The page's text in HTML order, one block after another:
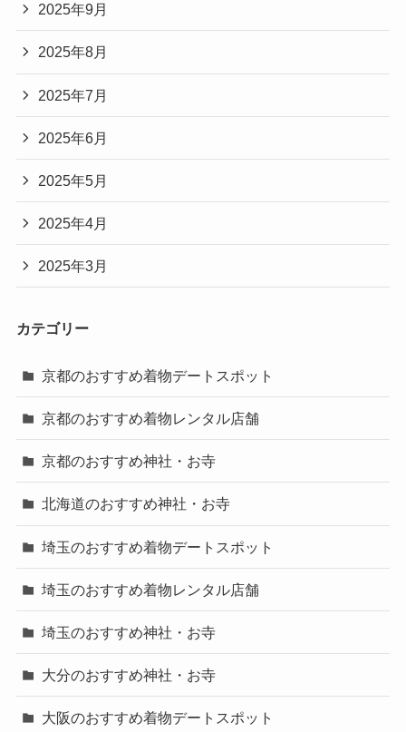
2025年9月
2025年8月
2025年7月
2025年6月
2025年5月
2025年4月
2025年3月
カテゴリー
京都のおすすめ着物デートスポット
京都のおすすめ着物レンタル店舗
京都のおすすめ神社・お寺
北海道のおすすめ神社・お寺
埼玉のおすすめ着物デートスポット
埼玉のおすすめ着物レンタル店舗
埼玉のおすすめ神社・お寺
大分のおすすめ神社・お寺
大阪のおすすめ着物デートスポット